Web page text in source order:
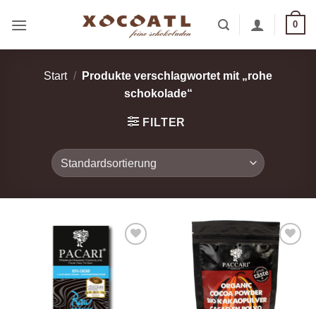
Inhalt
0
Start /
Produkte verschlagwortet mit „rohe
schokolade“
FILTER
Wunschliste
hinzufügen
Zur
Wunschliste
hinzufügen